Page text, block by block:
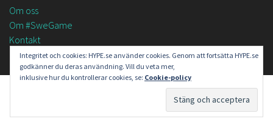
Om oss
Om #SweGame
Kontakt
Integritet och cookies: HYPE.se använder cookies. Genom att fortsätta HYPE.se
godkänner du deras användning. Vill du veta mer,
inklusive hur du kontrollerar cookies, se: Cookie-policy